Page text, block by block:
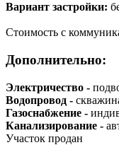
Вариант застройки:
Стоимость с
Дополнительно:
Электричество -
Водопровод -
Газоснабжение -
Канализирование -
Участок продан